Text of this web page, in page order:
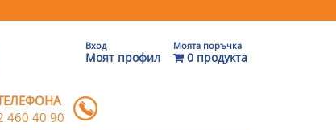
Вход
Моят профил
Моята поръчка
0 продукта
460 40 90